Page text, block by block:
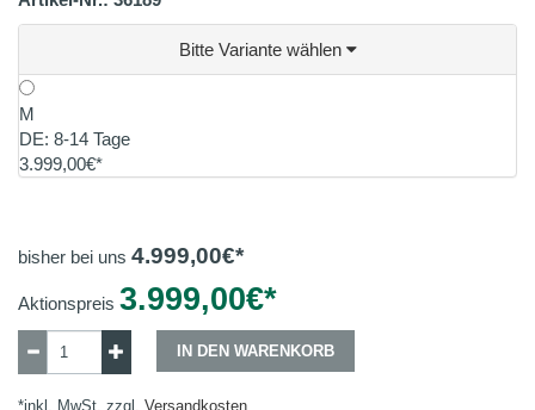
Bitte Variante wählen
M
DE: 8-14 Tage
3.999,00€*
bisher bei uns 4.999,00€*
Aktionspreis 3.999,00€*
IN DEN WARENKORB
*inkl. MwSt, zzgl. Versandkosten